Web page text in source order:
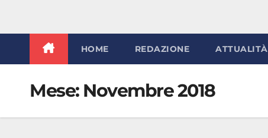
HOME REDAZIONE ATTUALITÀ
Mese: Novembre 2018